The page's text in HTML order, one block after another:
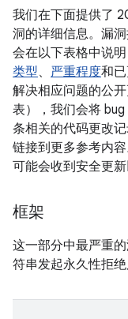
我们在下面提供了
洞的详细信息。漏
会在以下表格中说明
类型、 严重程度和
解决相应问题的公
表），我们会将
条相关的代码更改
链接到更多参考内
可能会收到安全更
框架
这一部分中最严重
符串发起永久性拒绝